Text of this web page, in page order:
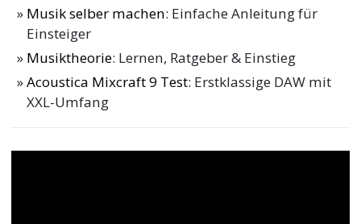
Musik selber machen: Einfache Anleitung für
Einsteiger
Musiktheorie: Lernen, Ratgeber & Einstieg
Acoustica Mixcraft 9 Test: Erstklassige DAW mit
XXL-Umfang